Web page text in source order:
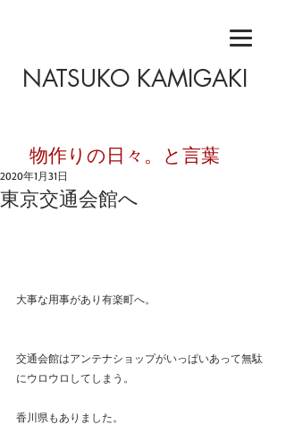
NATSUKO KAMIGAKI
​物作りの日々。と言葉
東京交通会館へ
2020年1月31日
大事な用事があり有楽町へ。
交通会館はアンテナショップがいっぱいあって無駄
にウロウロしてしまう。
香川県もありました。